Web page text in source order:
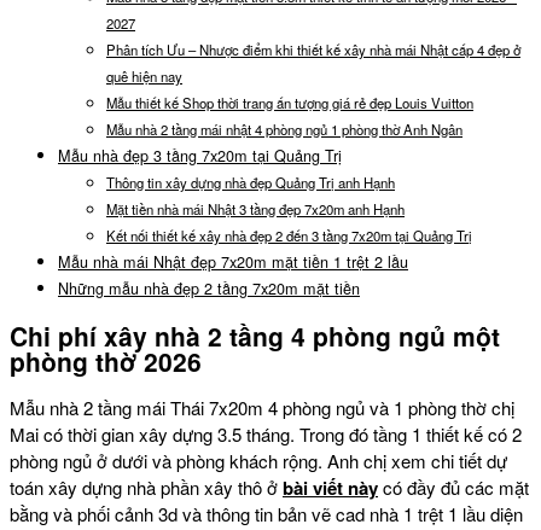
2027
Phân tích Ưu – Nhược điểm khi thiết kế xây nhà mái Nhật cấp 4 đẹp ở
quê hiện nay
Mẫu thiết kế Shop thời trang ấn tượng giá rẻ đẹp Louis Vuitton
Mẫu nhà 2 tầng mái nhật 4 phòng ngủ 1 phòng thờ Anh Ngân
Mẫu nhà đẹp 3 tầng 7x20m tại Quảng Trị
Thông tin xây dựng nhà đẹp Quảng Trị anh Hạnh
Mặt tiền nhà mái Nhật 3 tầng đẹp 7x20m anh Hạnh
Kết nối thiết kế xây nhà đẹp 2 đến 3 tầng 7x20m tại Quảng Trị
Mẫu nhà mái Nhật đẹp 7x20m mặt tiền 1 trệt 2 lầu
Những mẫu nhà đẹp 2 tầng 7x20m mặt tiền
Chi phí xây nhà 2 tầng 4 phòng ngủ một
phòng thờ 2026
Mẫu nhà 2 tầng mái Thái 7x20m 4 phòng ngủ và 1 phòng thờ chị
Mai có thời gian xây dựng 3.5 tháng. Trong đó tầng 1 thiết kế có 2
phòng ngủ ở dưới và phòng khách rộng. Anh chị xem chi tiết dự
toán xây dựng nhà phần xây thô ởbài viết nàycó đầy đủ các mặt
bằng và phối cảnh 3d và thông tin bản vẽ cad nhà 1 trệt 1 lầu diện